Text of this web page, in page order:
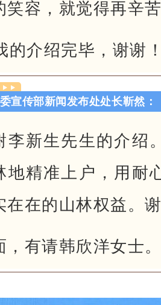
笑容，就觉得再辛
的介绍完毕，谢谢
宣传部新闻发布处处长靳然：
李新生先生的介绍
地精准上户，用耐
在在的山林权益。
，有请韩欣洋女士